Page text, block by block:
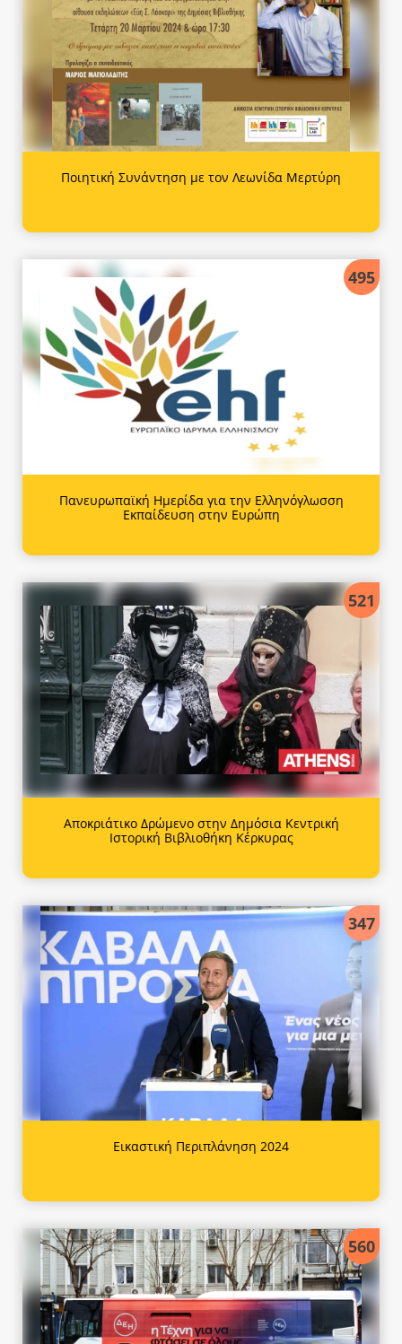
Ποιητική Συνάντηση με τον Λεωνίδα Μερτύρη
495
Πανευρωπαϊκή Ημερίδα για την Ελληνόγλωσση
Εκπαίδευση στην Ευρώπη
521
Αποκριάτικο Δρώμενο στην Δημόσια Κεντρική
Ιστορική Βιβλιοθήκη Κέρκυρας
347
Εικαστική Περιπλάνηση 2024
560